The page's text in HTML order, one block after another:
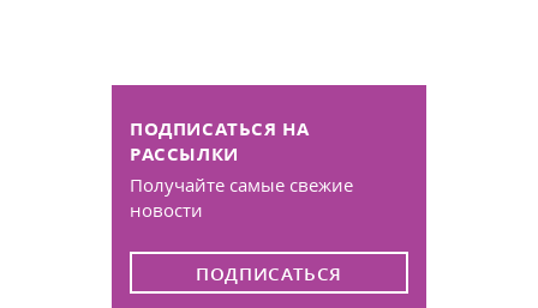
ПОДПИСАТЬСЯ НА
РАССЫЛКИ
Получайте самые свежие
новости
ПОДПИСАТЬСЯ